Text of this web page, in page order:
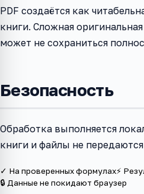
PDF создаётся как
книги. Сложная
может не сохраниться
Безопасность
Обработка выполняется
книги и файлы не
✓ На проверенных формулах⚡
🔒 Данные не покидают браузер